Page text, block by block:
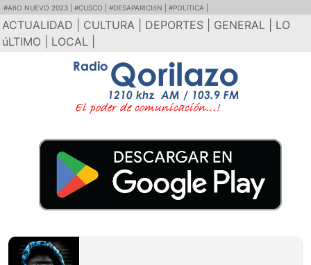
#AñO NUEVO 2023 | #CUSCO | #DESAPARICIóN | #POLíTICA |
ACTUALIDAD | CULTURA | DEPORTES | GENERAL | LO
úLTIMO | LOCAL |